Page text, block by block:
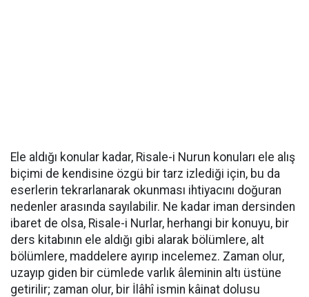
Ele aldığı konular kadar, Risale-i Nurun konuları ele alış
biçimi de kendisine özgü bir tarz izlediği için, bu da
eserlerin tekrarlanarak okunması ihtiyacını doğuran
nedenler arasında sayılabilir. Ne kadar iman dersinden
ibaret de olsa, Risale-i Nurlar, herhangi bir konuyu, bir
ders kitabının ele aldığı gibi alarak bölümlere, alt
bölümlere, maddelere ayırıp incelemez. Zaman olur,
uzayıp giden bir cümlede varlık âleminin altı üstüne
getirilir; zaman olur, bir İlâhî ismin kâinat dolusu